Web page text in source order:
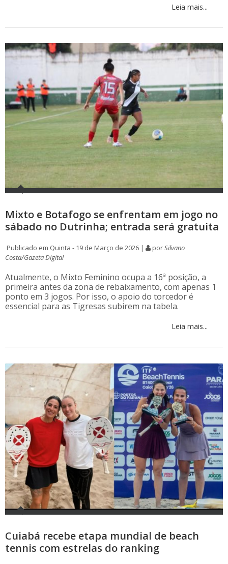
Leia mais...
Mixto e Botafogo se enfrentam em jogo no
sábado no Dutrinha; entrada será gratuita
Publicado em Quinta - 19 de Março de 2026 | porSilvano
Costa/Gazeta Digital
Atualmente, o Mixto Feminino ocupa a 16ª posição, a
primeira antes da zona de rebaixamento, com apenas 1
ponto em 3 jogos. Por isso, o apoio do torcedor é
essencial para as Tigresas subirem na tabela.
Leia mais...
Cuiabá recebe etapa mundial de beach
tennis com estrelas do ranking